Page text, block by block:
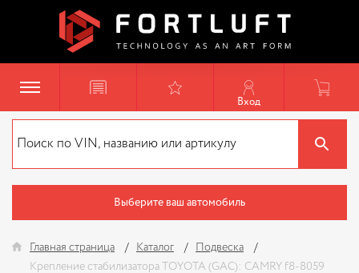
Вход
Выберите ваш автомобиль
Главная страница Каталог
Подвеска
Крепление стабилизатора TOYOTA (GAC): CAMRY f8-8059